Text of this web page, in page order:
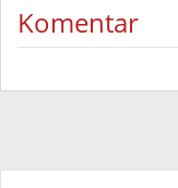
Komentar